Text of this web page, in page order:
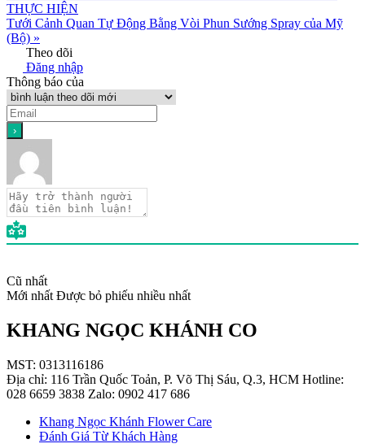
THỰC HIỆN
Tưới Cảnh Quan Tự Động Bằng Vòi Phun Sướng Spray của Mỹ
(Bộ) »
Theo dõi
Đăng nhập
Thông báo của
Cũ nhất
Mới nhất Được bỏ phiếu nhiều nhất
KHANG NGỌC KHÁNH CO
MST: 0313116186
Địa chỉ: 116 Trần Quốc Toản, P. Võ Thị Sáu, Q.3, HCM Hotline:
028 6659 3838 Zalo: 0902 417 686
Khang Ngọc Khánh Flower Care
Đánh Giá Từ Khách Hàng